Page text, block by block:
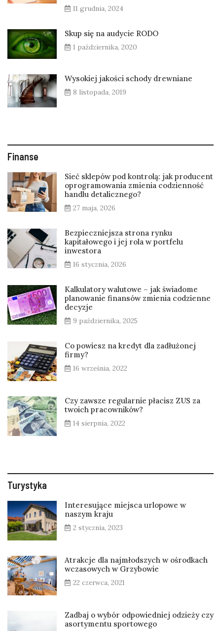
11 grudnia, 2024
Skup się na audycie RODO
1 października, 2020
Wysokiej jakości schody drewniane
8 listopada, 2019
Finanse
Sieć sklepów pod kontrolą: jak producent
oprogramowania zmienia codzienność
handlu detalicznego?
27 maja, 2026
Bezpieczniejsza strona rynku
kapitałowego i jej rola w portfelu
inwestora
16 stycznia, 2026
Kalkulatory walutowe – jak świadome
planowanie finansów zmienia codzienne
decyzje
9 października, 2025
Co powiesz na kredyt dla zadłużonej
firmy?
16 września, 2022
Czy zawsze regularnie płacisz ZUS za
twoich pracowników?
14 sierpnia, 2022
Turystyka
Interesujące miejsca urlopowe w
naszym kraju
2 stycznia, 2023
Atrakcje dla najmłodszych w ośrodkach
wczasowych w Grzybowie
22 czerwca, 2021
Zadbaj o wybór odpowiedniej odzieży czy
asortymentu sportowego